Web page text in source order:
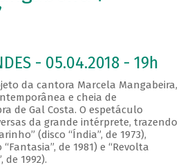
- 05.04.2018 - 19h
da cantora Marcela Mangabeira,
e cheia de
de Gal Costa. O espetáculo
da grande intérprete, trazendo
(disco “Índia”, de 1973),
de 1981) e “Revolta
de 1992).